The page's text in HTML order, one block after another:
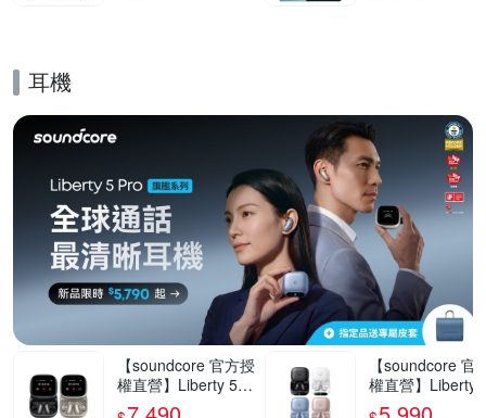
耳機
【soundcore 官方授
權直營】Liberty 5 P
ro Max AI降噪真無
【soundcore 官
權直營】Liberty
ro AI降噪真無線